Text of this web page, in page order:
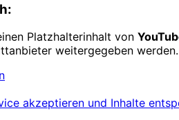
Platzhalterinhalt von
weitergegeben werden.
akzeptieren und Inhalte